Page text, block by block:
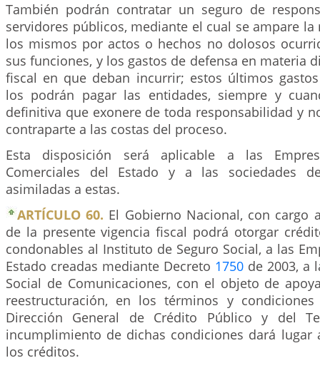
También podrán contratar un seguro de
servidores públicos, mediante el cual se ampare
los mismos por actos o hechos no dolosos
sus funciones, y los gastos de defensa en materia
fiscal en que deban incurrir; estos últimos
los podrán pagar las entidades, siempre y
definitiva que exonere de toda responsabilidad y
contraparte a las costas del proceso.
Esta disposición será aplicable a las
Comerciales del Estado y a las sociedades
asimiladas a estas.
ARTÍCULO 60. El Gobierno Nacional, con cargo
de la presente vigencia fiscal podrá otorgar
condonables al Instituto de Seguro Social, a las
Estado creadas mediante Decreto 1750 de 2003, a
Social de Comunicaciones, con el objeto de
reestructuración, en los términos y
Dirección General de Crédito Público y del
incumplimiento de dichas condiciones dará lugar
los créditos.